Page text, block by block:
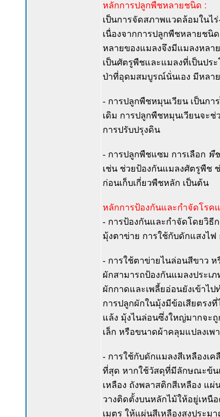
หลักการปลูกพืชหลายชนิด :
เป็นการจัดสภาพแวดล้อมในไ
เนื่องจากการปลูกพืชหลายชนิ
หลายของแมลงจึงมีแมลงหลา
เป็นศัตรูพืชและแมลงที่เป็นปร
ป่าที่อุดมสมบูรณ์นั่นเอง มีหลา
- การปลูกพืชหมุนเวียน เป็นก
เดิม การปลูกพืชหมุนเวียนจะช่
การปรับปรุงดิน
- การปลูกพืชแซม การเลือก พื
เช่น ช่วยป้องกันแมลงศัตรูพืช
ก่อนเก็บเกี่ยวพืชหลัก เป็นต้น
หลักการป้องกันและกำจัดโรค
- การป้องกันและกำจัดโดยวิธี
มุ้งตาข่าย การใช้กับดักแสงไฟ
- การใช้ตาข่ายไนล่อนสีขาว
ผักสามารถป้องกันแมลงประเ
ผักกาดและเพลี้ยอ่อนยังเข้าไ
การปลูกผักในมุ้งมีข้อเสียตรง
แล้ง มุ้งไนล่อนซึ่งใหญ่มากจะ
เล็ก หรือขนาดผ้าคลุมแปลงเพ
- การใช้กับดักแมลงสีเหลืองเ
ที่สุด หากใช้วัสดุที่มีลักษณะข้น
เหลือง ถังพลาสติกสีเหลือง แ
วางติดตั้งบนหลักไม้ให้อยู่เหนื
เมตร ให้แผ่นสีเหลืองสูงประ